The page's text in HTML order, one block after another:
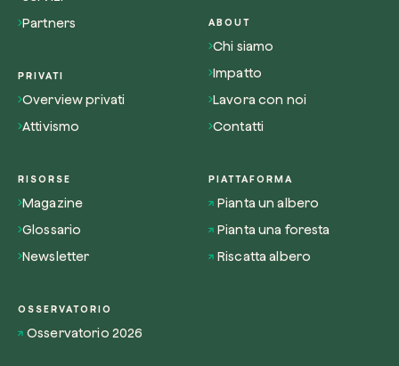
Partners
PRIVATI
Overview privati
Attivismo
ABOUT
Chi siamo
Impatto
Lavora con noi
Contatti
RISORSE
Magazine
Glossario
Newsletter
OSSERVATORIO
Osservatorio 2026
PIATTAFORMA
Pianta un albero
Pianta una foresta
Riscatta albero